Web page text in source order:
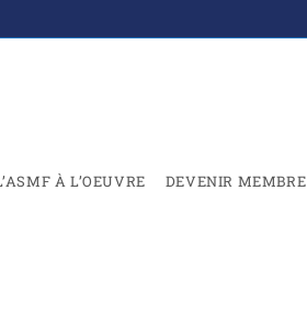
À L’OEUVRE DEVENIR MEMBRE